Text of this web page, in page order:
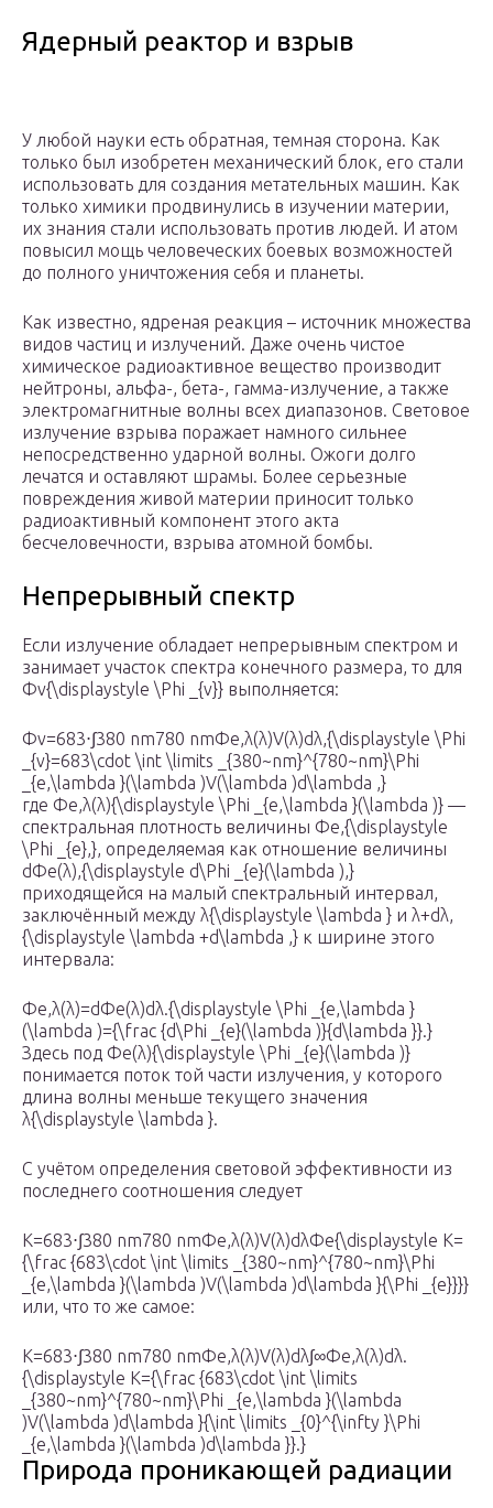
Ядерный реактор и взрыв
У любой науки есть обратная, темная сторона. Как
только был изобретен механический блок, его стали
использовать для создания метательных машин. Как
только химики продвинулись в изучении материи,
их знания стали использовать против людей. И атом
повысил мощь человеческих боевых возможностей
до полного уничтожения себя и планеты.
Как известно, ядреная реакция – источник множества
видов частиц и излучений. Даже очень чистое
химическое радиоактивное вещество производит
нейтроны, альфа-, бета-, гамма-излучение, а также
электромагнитные волны всех диапазонов. Световое
излучение взрыва поражает намного сильнее
непосредственно ударной волны. Ожоги долго
лечатся и оставляют шрамы. Более серьезные
повреждения живой материи приносит только
радиоактивный компонент этого акта
бесчеловечности, взрыва атомной бомбы.
Непрерывный спектр
Если излучение обладает непрерывным спектром и
занимает участок спектра конечного размера, то для
Φv{\displaystyle \Phi _{v}} выполняется:
Φv=683⋅∫380 nm780 nmΦe,λ(λ)V(λ)dλ,{\displaystyle \Phi
_{v}=683\cdot \int \limits _{380~nm}^{780~nm}\Phi
_{e,\lambda }(\lambda )V(\lambda )d\lambda ,}
где Φe,λ(λ){\displaystyle \Phi _{e,\lambda }(\lambda )} —
спектральная плотность величины Φe,{\displaystyle
\Phi _{e},}, определяемая как отношение величины
dΦe(λ),{\displaystyle d\Phi _{e}(\lambda ),}
приходящейся на малый спектральный интервал,
заключённый между λ{\displaystyle \lambda } и λ+dλ,
{\displaystyle \lambda +d\lambda ,} к ширине этого
интервала:
Φe,λ(λ)=dΦe(λ)dλ.{\displaystyle \Phi _{e,\lambda }
(\lambda )={\frac {d\Phi _{e}(\lambda )}{d\lambda }}.}
Здесь под Φe(λ){\displaystyle \Phi _{e}(\lambda )}
понимается поток той части излучения, у которого
длина волны меньше текущего значения
λ{\displaystyle \lambda }.
С учётом определения световой эффективности из
последнего соотношения следует
K=683⋅∫380 nm780 nmΦe,λ(λ)V(λ)dλΦe{\displaystyle K=
{\frac {683\cdot \int \limits _{380~nm}^{780~nm}\Phi
_{e,\lambda }(\lambda )V(\lambda )d\lambda }{\Phi _{e}}}}
или, что то же самое:
K=683⋅∫380 nm780 nmΦe,λ(λ)V(λ)dλ∫∞Φe,λ(λ)dλ.
{\displaystyle K={\frac {683\cdot \int \limits
_{380~nm}^{780~nm}\Phi _{e,\lambda }(\lambda
)V(\lambda )d\lambda }{\int \limits _{0}^{\infty }\Phi
_{e,\lambda }(\lambda )d\lambda }}.}
Природа проникающей радиации